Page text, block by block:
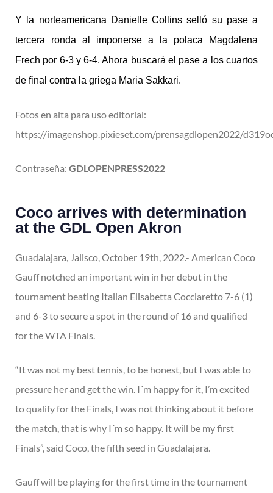
Y la norteamericana Danielle Collins selló su pase a
tercera ronda al imponerse a la polaca Magdalena
Frech por 6-3 y 6-4. Ahora buscará el pase a los cuartos
de final contra la griega Maria Sakkari.
Fotos en alta para uso editorial:
https://imagenshop.pixieset.com/prensagdlopen2022/
Contraseña: GDLOPENPRESS2022
Coco arrives with determination
at the GDL Open Akron
Guadalajara, Jalisco, October 19th, 2022.- American Coco
Gauff notched an important win in her debut in the
tournament beating Italian Elisabetta Cocciaretto 7-6 (1)
and 6-3 to secure a spot in the round of 16 and qualified
for the WTA Finals.
“It was not my best tennis, to be honest, but I was able to
pressure her and get the win. I´m happy for it, I’m excited
to qualify for the Finals, I was not thinking about it before
the match, that is why I´m so happy. It will be my first
Finals”, said Coco, the fifth seed in Guadalajara.
Gauff will be playing for the first time in the tournament